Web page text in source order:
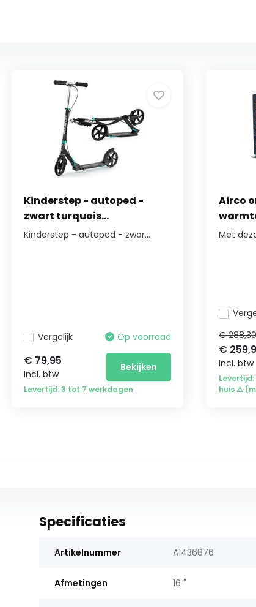
Kinderstep - autoped -
zwart turquois...
Kinderstep - autoped - zwar...
Vergelijk Op voorraad
€ 79,95
Incl. btw
Bekijken
Levertijd: 3 tot 7 werkdagen
Airco
Met
€
€
Incl. btw
Levertijd:
huis ⚠
Specificaties
Artikelnummer A1436876
Afmetingen 16 "